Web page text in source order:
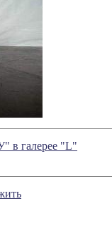
в галерее "L"